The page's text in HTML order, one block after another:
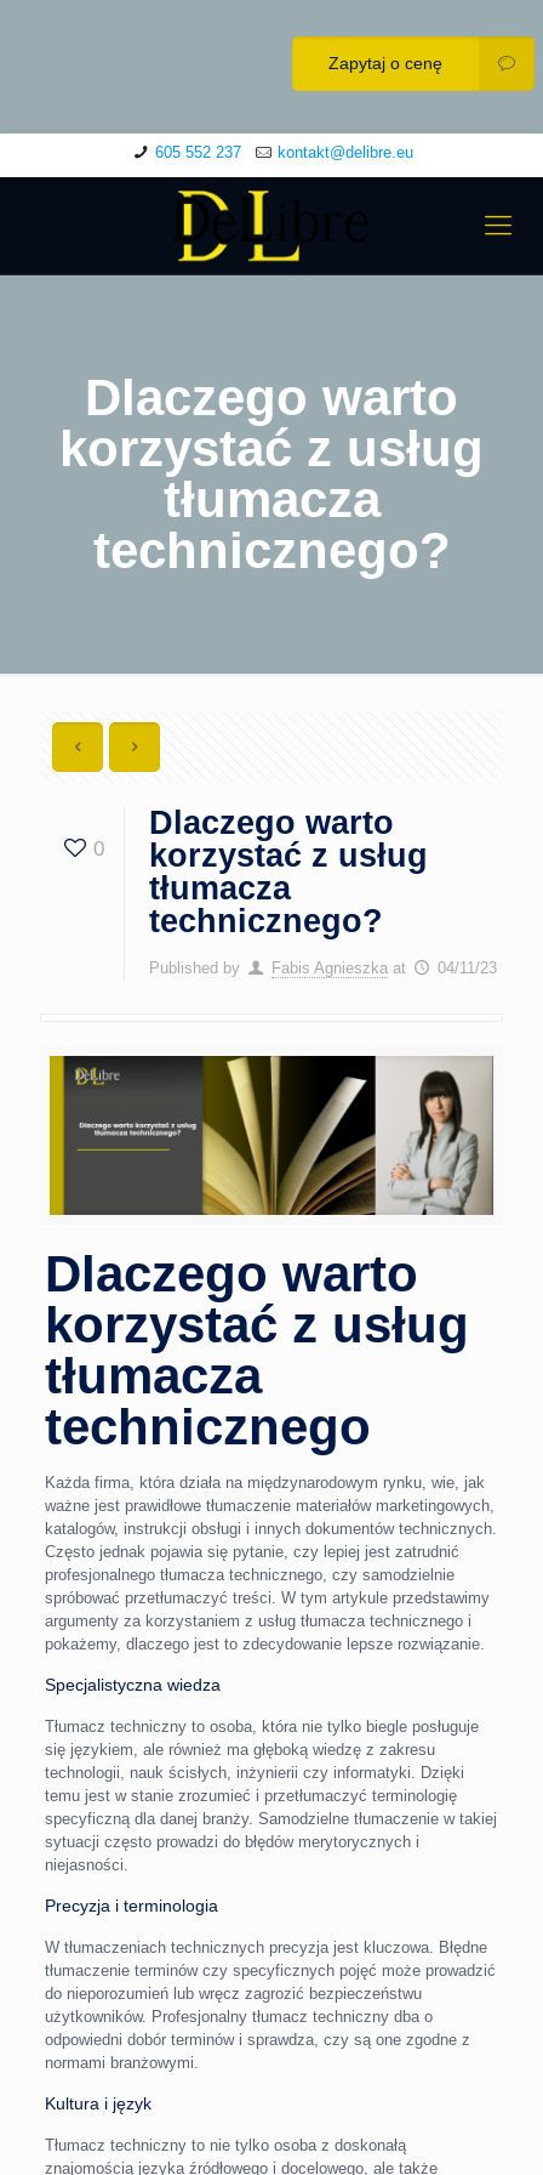
Zapytaj o cenę
605 552 237 kontakt@delibre.eu
Dlaczego warto
korzystać z usług
tłumacza
technicznego?
0
Dlaczego warto
korzystać z usług
tłumacza
technicznego?
Published by Fabis Agnieszka at 04/11/23
Dlaczego warto
korzystać z usług
tłumacza
technicznego
Każda firma, która działa na międzynarodowym rynku, wie, jak
ważne jest prawidłowe tłumaczenie materiałów marketingowych,
katalogów, instrukcji obsługi i innych dokumentów technicznych.
Często jednak pojawia się pytanie, czy lepiej jest zatrudnić
profesjonalnego tłumacza technicznego, czy samodzielnie
spróbować przetłumaczyć treści. W tym artykule przedstawimy
argumenty za korzystaniem z usług tłumacza technicznego i
pokażemy, dlaczego jest to zdecydowanie lepsze rozwiązanie.
Specjalistyczna wiedza
Tłumacz techniczny to osoba, która nie tylko biegle posługuje
się językiem, ale również ma głęboką wiedzę z zakresu
technologii, nauk ścisłych, inżynierii czy informatyki. Dzięki
temu jest w stanie zrozumieć i przetłumaczyć terminologię
specyficzną dla danej branży. Samodzielne tłumaczenie w takiej
sytuacji często prowadzi do błędów merytorycznych i
niejasności.
Precyzja i terminologia
W tłumaczeniach technicznych precyzja jest kluczowa. Błędne
tłumaczenie terminów czy specyficznych pojęć może prowadzić
do nieporozumień lub wręcz zagrozić bezpieczeństwu
użytkowników. Profesjonalny tłumacz techniczny dba o
odpowiedni dobór terminów i sprawdza, czy są one zgodne z
normami branżowymi.
Kultura i język
Tłumacz techniczny to nie tylko osoba z doskonałą
znajomością języka źródłowego i docelowego, ale także